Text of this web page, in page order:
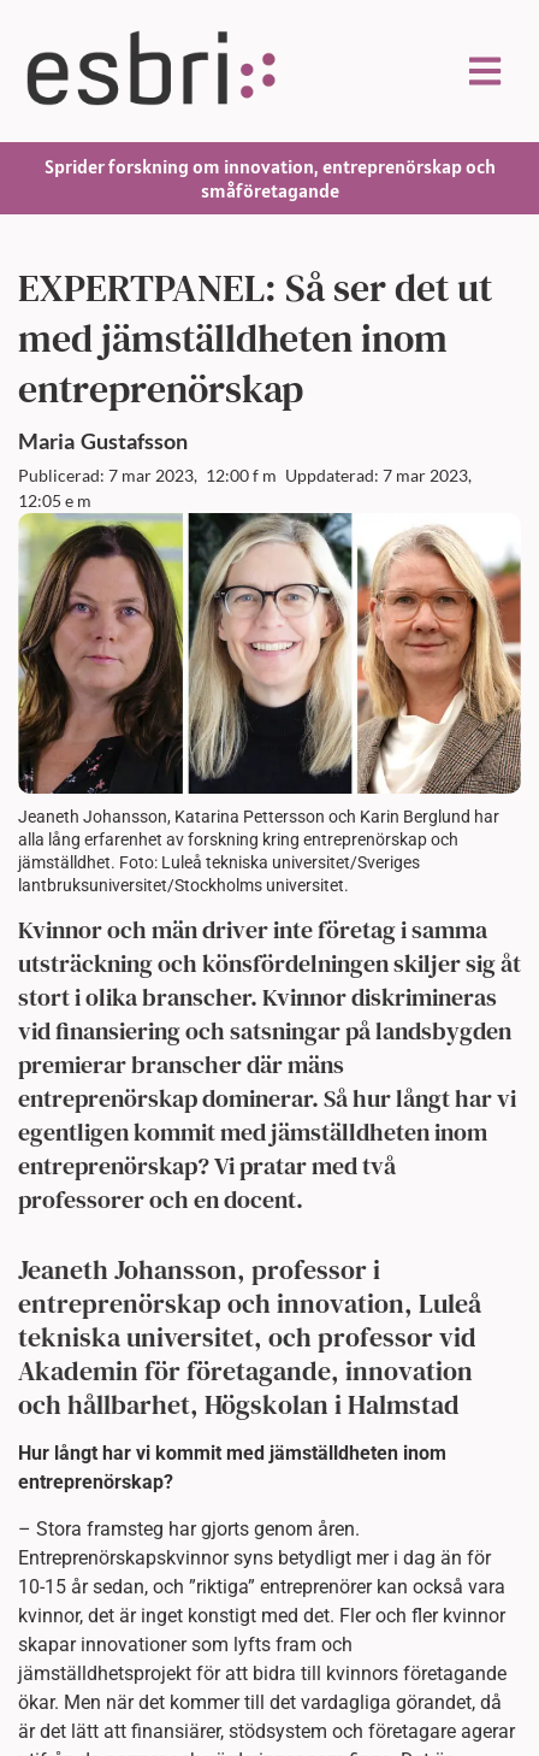
Sprider forskning om innovation, entreprenörskap och
småföretagande
EXPERTPANEL: Så ser det ut
med jämställdheten inom
entreprenörskap
Maria Gustafsson
Publicerad: 7 mar 2023, 12:00 f m Uppdaterad: 7 mar 2023,
12:05 e m
Jeaneth Johansson, Katarina Pettersson och Karin Berglund har
alla lång erfarenhet av forskning kring entreprenörskap och
jämställdhet. Foto: Luleå tekniska universitet/Sveriges
lantbruksuniversitet/Stockholms universitet.
Kvinnor och män driver inte företag i samma
utsträckning och könsfördelningen skiljer sig åt
stort i olika branscher. Kvinnor diskrimineras
vid finansiering och satsningar på landsbygden
premierar branscher där mäns
entreprenörskap dominerar. Så hur långt har vi
egentligen kommit med jämställdheten inom
entreprenörskap? Vi pratar med två
professorer och en docent.
Jeaneth Johansson, professor i
entreprenörskap och innovation, Luleå
tekniska universitet, och professor vid
Akademin för företagande, innovation
och hållbarhet, Högskolan i Halmstad
Hur långt har vi kommit med jämställdheten inom
entreprenörskap?
– Stora framsteg har gjorts genom åren.
Entreprenörskapskvinnor syns betydligt mer i dag än för
10-15 år sedan, och ”riktiga” entreprenörer kan också vara
kvinnor, det är inget konstigt med det. Fler och fler kvinnor
skapar innovationer som lyfts fram och
jämställdhetsprojekt för att bidra till kvinnors företagande
ökar. Men när det kommer till det vardagliga görandet, då
är det lätt att finansiärer, stödsystem och företagare agerar